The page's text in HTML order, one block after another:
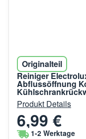
Originalteil
Reiniger
Abflussöffnung
Produkt Details
6,99 €
1-2 Werktage